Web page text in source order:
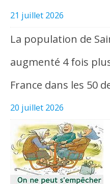
21 juillet 2026
La population de
augmenté 4 fois
France dans les 50
20 juillet 2026